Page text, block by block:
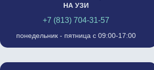
НА УЗИ
+7 (813) 704-31-57
понедельник - пятница с 09:00-17:00